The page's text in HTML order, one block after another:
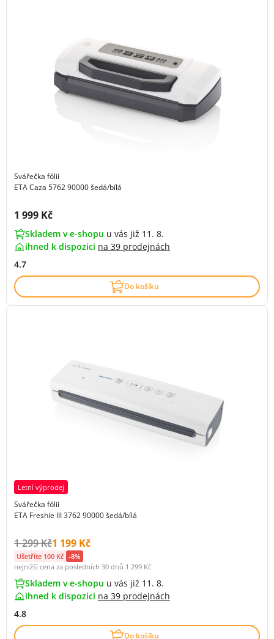
Svářečka fólií
ETA Caza 5762 90000 šedá/bílá
Cena s DPH:
1 999 Kč
Skladem v e-shopu u vás již 11. 8.
ihned k dispozici na 39 prodejnách
4.7
Do košíku
Letní výprodej
Svářečka fólií
ETA Freshie III 3762 90000 šedá/bílá
Původní cena s DPH:
1 299 KčCena s DPH:
1 199 Kč
Ušetříte 100 Kč -8%
nejnižší cena za posledních 30 dnů 1 299 Kč
Skladem v e-shopu u vás již 11. 8.
ihned k dispozici na 39 prodejnách
4.8
Do košíku